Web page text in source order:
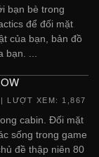
bạn bè trong
để đối mặt
của bạn, bản đồ
...
| LƯỢT XEM: 1,867
cabin. Đối mặt
sống trong game
đề thập niên 80